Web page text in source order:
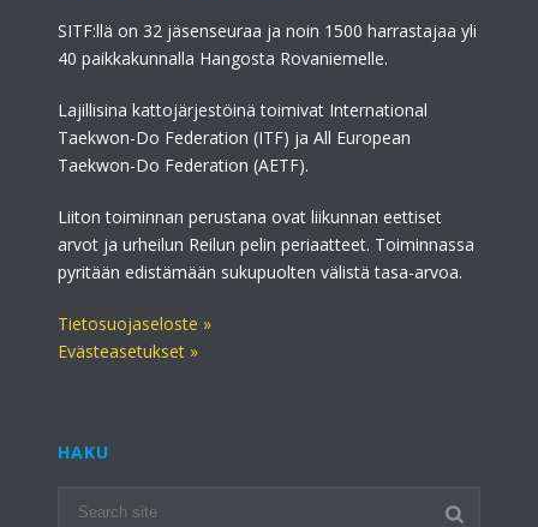
SITF:llä on 32 jäsenseuraa ja noin 1500 harrastajaa yli
40 paikkakunnalla Hangosta Rovaniemelle.
Lajillisina kattojärjestöinä toimivat International
Taekwon-Do Federation (ITF) ja All European
Taekwon-Do Federation (AETF).
Liiton toiminnan perustana ovat liikunnan eettiset
arvot ja urheilun Reilun pelin periaatteet. Toiminnassa
pyritään edistämään sukupuolten välistä tasa-arvoa.
Tietosuojaseloste »
Evästeasetukset »
HAKU